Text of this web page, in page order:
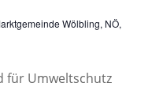
Wölbling, NÖ,